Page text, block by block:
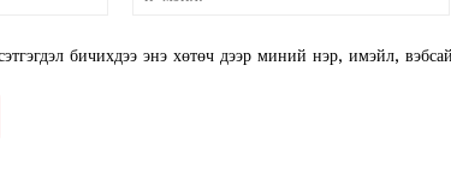
бичихдээ энэ хөтөч дээр миний нэр, имэйл,